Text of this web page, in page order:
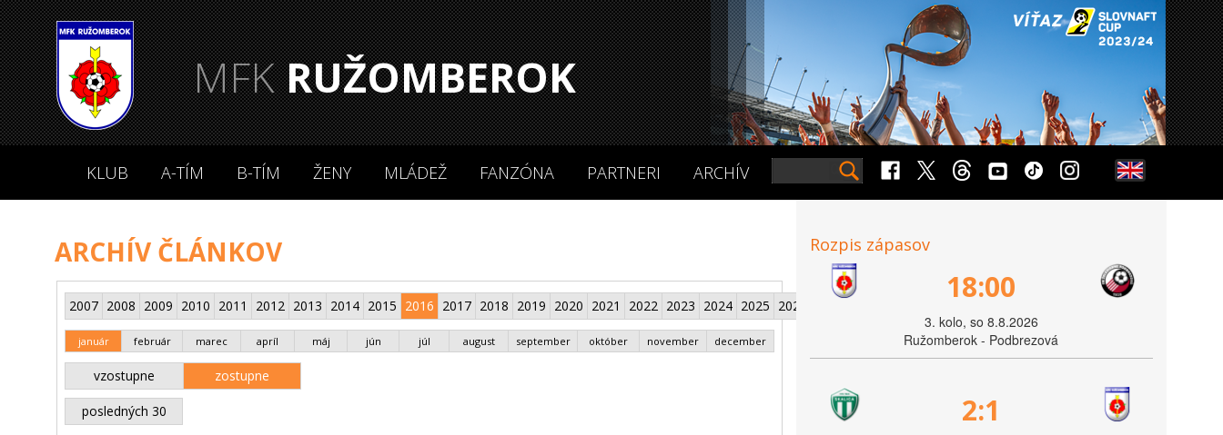
MFKRUŽOMBEROK
KLUB A-TÍM B-TÍM ŽENY MLÁDEŽ FANZÓNA PARTNERI ARCHÍV
ARCHÍV ČLÁNKOV
2007 2008 2009 2010 2011 2012 2013 2014 2015 2016 2017 2018 2019 2020 2021 2022 2023 2024 2025 2026
január február marec apríl máj jún júl august september október november december
vzostupne zostupne
posledných 30
Rozpis zápasov
18:00
3. kolo, so 8.8.2026
Ružomberok - Podbrezová
2:1